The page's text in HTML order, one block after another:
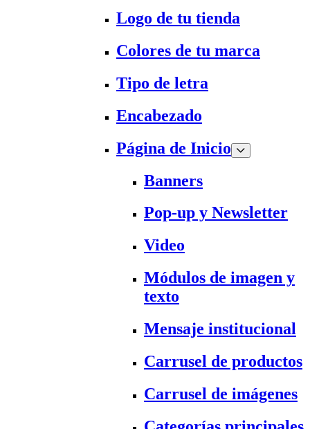
Logo de tu tienda
Colores de tu marca
Tipo de letra
Encabezado
Página de Inicio
Banners
Pop-up y Newsletter
Video
Módulos de imagen y
texto
Mensaje institucional
Carrusel de productos
Carrusel de imágenes